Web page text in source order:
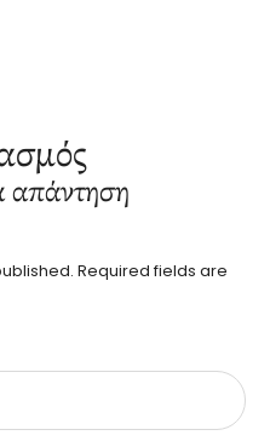
απάντηση
Required fields are